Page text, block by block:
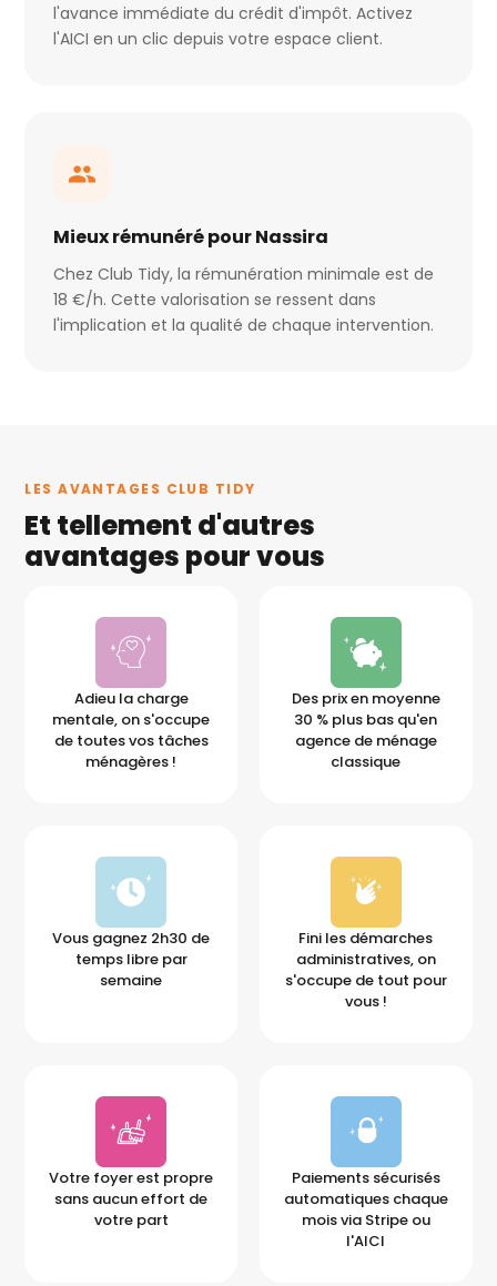
l'avance immédiate du crédit d'impôt. Activez
l'AICI en un clic depuis votre espace client.
Mieux rémunéré pour Nassira
Chez Club Tidy, la rémunération minimale est de
18 €/h. Cette valorisation se ressent dans
l'implication et la qualité de chaque intervention.
LES AVANTAGES CLUB TIDY
Et tellement d'autres
avantages pour vous
Adieu la charge
mentale, on s'occupe
de toutes vos tâches
ménagères !
Des prix en moyenne
30 % plus bas qu'en
agence de ménage
classique
Vous gagnez 2h30 de
temps libre par
semaine
Fini les démarches
administratives, on
s'occupe de tout pour
vous !
Votre foyer est propre
sans aucun effort de
votre part
Paiements sécurisés
automatiques chaque
mois via Stripe ou
l'AICI